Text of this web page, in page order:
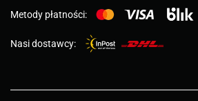
Metody płatności:
Nasi dostawcy: